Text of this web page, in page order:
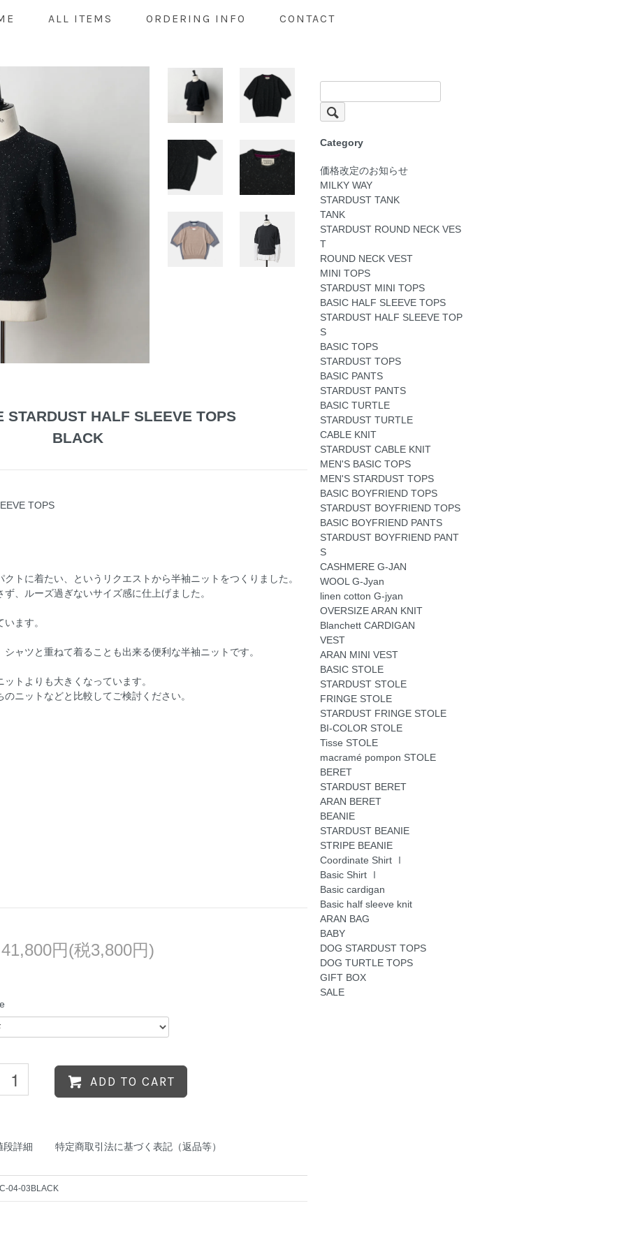
ALL ITEMS ORDERING INFO CONTACT
STARDUST HALF SLEEVE TOPS
BLACK
TOPS
トに着たい、というリクエストから半袖ニットをつくりました。
、ルーズ過ぎないサイズ感に仕上げました。
ます。
ャツと重ねて着ることも出来る便利な半袖ニットです。
トよりも大きくなっています。
ニットなどと比較してご検討ください。
41,800円(税3,800円)
ADD TO CART
段詳細 特定商取引法に基づく表記（返品等）
04-03BLACK
Category
価格改定のお知らせ
MILKY WAY
STARDUST TANK
TANK
STARDUST ROUND NECK VES
T
ROUND NECK VEST
MINI TOPS
STARDUST MINI TOPS
BASIC HALF SLEEVE TOPS
STARDUST HALF SLEEVE TOP
S
BASIC TOPS
STARDUST TOPS
BASIC PANTS
STARDUST PANTS
BASIC TURTLE
STARDUST TURTLE
CABLE KNIT
STARDUST CABLE KNIT
MEN'S BASIC TOPS
MEN'S STARDUST TOPS
BASIC BOYFRIEND TOPS
STARDUST BOYFRIEND TOPS
BASIC BOYFRIEND PANTS
STARDUST BOYFRIEND PANT
S
CASHMERE G-JAN
WOOL G-Jyan
linen cotton G-jyan
OVERSIZE ARAN KNIT
Blanchett CARDIGAN
VEST
ARAN MINI VEST
BASIC STOLE
STARDUST STOLE
FRINGE STOLE
STARDUST FRINGE STOLE
BI-COLOR STOLE
Tisse STOLE
macramé pompon STOLE
BERET
STARDUST BERET
ARAN BERET
BEANIE
STARDUST BEANIE
STRIPE BEANIE
Coordinate Shirt Ⅰ
Basic Shirt Ⅰ
Basic cardigan
Basic half sleeve knit
ARAN BAG
BABY
DOG STARDUST TOPS
DOG TURTLE TOPS
GIFT BOX
SALE